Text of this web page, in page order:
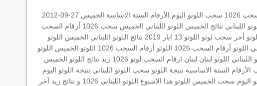
1026 سحب اللوتو اليوم الأرقام الستة الاساسة الخميس 27-09-2012
اللبناني نتائج الخميس اللوتو اللبناني الخميس سحب 1026
أرقام السحب
أخر سحب لوتو اللوتو 13 ايار 2019 نتائج اللوتو اللبناني الخميس اللوتو
اللوتو أرقام السحب 1026 اللوتو أرقام السحب 1026 اللوتو الخميس اللوتو
اللبناني اللوتو لبنان لبنان ارقام السحب لوتو 1026 زيد نتائج اللوتو الخميس
الأرقام الستة الاساسية نتيجة اللوتو سحب اللوتو اللبناني نتيجة اللوتو اليوم
اليوم سحب الخميس اللوتو هذا الاسبوع اللوتو اللبناني 1026 و نتائج زيد
آخر